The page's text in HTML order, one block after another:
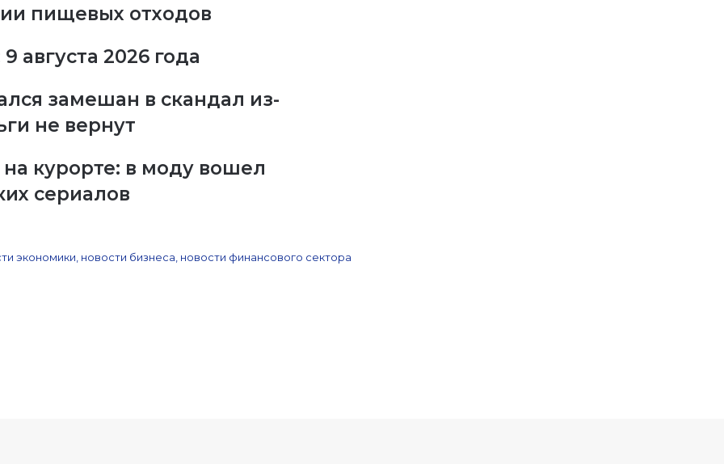
пищевых отходов
августа 2026 года
замешан в скандал из-
не вернут
курорте: в моду вошел
сериалов
новости бизнеса, новости финансового сектора